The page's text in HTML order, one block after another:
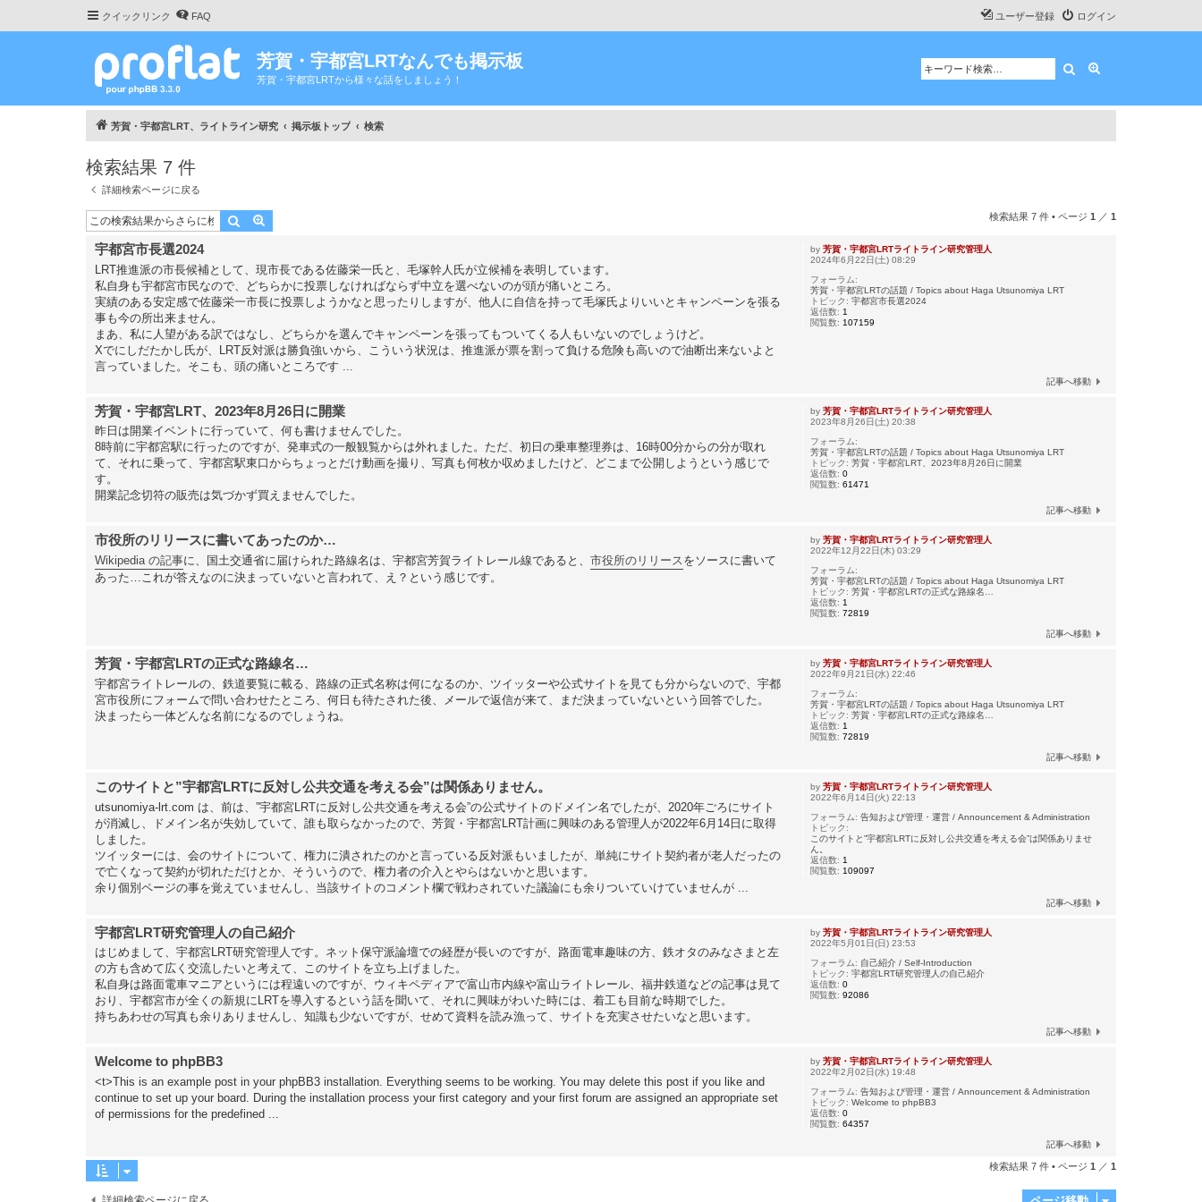
クイックリンク FAQ ログイン
ユーザー登録
芳賀・宇都宮LRTなんでも掲示板
芳賀・宇都宮LRTから様々な話をしましょう！
検索
芳賀・宇都宮LRT、ライトライン研究 掲示板トップ 検索
検索結果 7 件
詳細検索ページに戻る
検索 検索結果 7 件 • ページ 1 ／ 1
by芳賀・宇都宮LRTライトライン研究管理人
2024年6月22日(土) 08:29
フォーラム:
芳賀・宇都宮LRTの話題 / Topics about Haga Utsunomiya LRT
トピック:宇都宮市長選2024
返信数: 1
閲覧数: 107159
宇都宮市長選2024
LRT推進派の市長候補として、現市長である佐藤栄一氏と、毛塚幹人氏が立候補を表明しています。
私自身も宇都宮市民なので、どちらかに投票しなければならず中立を選べないのが頭が痛いところ。
実績のある安定感で佐藤栄一市長に投票しようかなと思ったりしますが、他人に自信を持って毛塚氏よりいいとキャンペーンを張る
事も今の所出来ません。
まあ、私に人望がある訳ではなし、どちらかを選んでキャンペーンを張ってもついてくる人もいないのでしょうけど。
Xでにしだたかし氏が、LRT反対派は勝負強いから、こういう状況は、推進派が票を割って負ける危険も高いので油断出来ないよと
言っていました。そこも、頭の痛いところです ...
記事へ移動
by芳賀・宇都宮LRTライトライン研究管理人
2023年8月26日(土) 20:38
フォーラム:
芳賀・宇都宮LRTの話題 / Topics about Haga Utsunomiya LRT
トピック:芳賀・宇都宮LRT、2023年8月26日に開業
返信数:0
閲覧数:61471
芳賀・宇都宮LRT、2023年8月26日に開業
昨日は開業イベントに行っていて、何も書けませんでした。
8時前に宇都宮駅に行ったのですが、発車式の一般観覧からは外れました。ただ、初日の乗車整理券は、16時00分からの分が取れ
て、それに乗って、宇都宮駅東口からちょっとだけ動画を撮り、写真も何枚か収めましたけど、どこまで公開しようという感じで
す。
開業記念切符の販売は気づかず買えませんでした。
記事へ移動
by芳賀・宇都宮LRTライトライン研究管理人
2022年12月22日(木) 03:29
フォーラム:
芳賀・宇都宮LRTの話題 / Topics about Haga Utsunomiya LRT
トピック:芳賀・宇都宮LRTの正式な路線名…
返信数: 1
閲覧数:72819
市役所のリリースに書いてあったのか…
Wikipedia の記事に、国土交通省に届けられた路線名は、宇都宮芳賀ライトレール線であると、 市役所のリリース をソースに書いて
あった…これが答えなのに決まっていないと言われて、え？という感じです。
記事へ移動
by芳賀・宇都宮LRTライトライン研究管理人
2022年9月21日(水) 22:46
フォーラム:
芳賀・宇都宮LRTの話題 / Topics about Haga Utsunomiya LRT
トピック:芳賀・宇都宮LRTの正式な路線名…
返信数: 1
閲覧数:72819
芳賀・宇都宮LRTの正式な路線名…
宇都宮ライトレールの、鉄道要覧に載る、路線の正式名称は何になるのか、ツイッターや公式サイトを見ても分からないので、宇都
宮市役所にフォームで問い合わせたところ、何日も待たされた後、メールで返信が来て、まだ決まっていないという回答でした。
決まったら一体どんな名前になるのでしょうね。
記事へ移動
by芳賀・宇都宮LRTライトライン研究管理人
2022年6月14日(火) 22:13
フォーラム:告知および管理・運営 / Announcement & Administration
トピック:
このサイトと”宇都宮LRTに反対し公共交通を考える会”は関係ありませ
ん。
返信数: 1
閲覧数: 109097
このサイトと”宇都宮LRTに反対し公共交通を考える会”は関係ありません。
utsunomiya-lrt.com は、前は、”宇都宮LRTに反対し公共交通を考える会”の公式サイトのドメイン名でしたが、2020年ごろにサイト
が消滅し、ドメイン名が失効していて、誰も取らなかったので、芳賀・宇都宮LRT計画に興味のある管理人が2022年6月14日に取得
しました。
ツイッターには、会のサイトについて、権力に潰されたのかと言っている反対派もいましたが、単純にサイト契約者が老人だったの
で亡くなって契約が切れただけとか、そういうので、権力者の介入とやらはないかと思います。
余り個別ページの事を覚えていませんし、当該サイトのコメント欄で戦わされていた議論にも余りついていけていませんが ...
記事へ移動
by芳賀・宇都宮LRTライトライン研究管理人
2022年5月01日(日) 23:53
フォーラム: 自己紹介 / Self-Introduction
トピック:宇都宮LRT研究管理人の自己紹介
返信数:0
閲覧数:92086
宇都宮LRT研究管理人の自己紹介
はじめまして、宇都宮LRT研究管理人です。ネット保守派論壇での経歴が長いのですが、路面電車趣味の方、鉄オタのみなさまと左
の方も含めて広く交流したいと考えて、このサイトを立ち上げました。
私自身は路面電車マニアというには程遠いのですが、ウィキペディアで富山市内線や富山ライトレール、福井鉄道などの記事は見て
おり、宇都宮市が全くの新規にLRTを導入するという話を聞いて、それに興味がわいた時には、着工も目前な時期でした。
持ちあわせの写真も余りありませんし、知識も少ないですが、せめて資料を読み漁って、サイトを充実させたいなと思います。
記事へ移動
by芳賀・宇都宮LRTライトライン研究管理人
2022年2月02日(水) 19:48
フォーラム:告知および管理・運営 / Announcement & Administration
トピック:Welcome to phpBB3
返信数:0
閲覧数:64357
Welcome to phpBB3
<t>This is an example post in your phpBB3 installation. Everything seems to be working. You may delete this post if you like and
continue to set up your board. During the installation process your first category and your first forum are assigned an appropriate set
of permissions for the predefined ...
記事へ移動
検索結果 7 件 • ページ 1 ／ 1